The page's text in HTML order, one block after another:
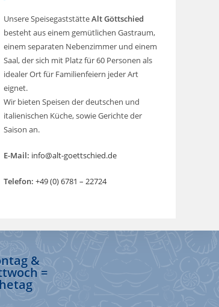
Unsere SpeisegaststätteAlt Göttschied
besteht aus einem gemütlichen Gastraum,
einem separaten Nebenzimmer und einem
Saal, der sich mit Platz für 60 Personen als
idealer Ort für Familienfeiern jeder Art
eignet.
Wir bieten Speisen der deutschen und
italienischen Küche, sowie Gerichte der
Saison an.
E-Mail: info@alt-goettschied.de
Telefon: +49 (0) 6781 – 22724
&
=